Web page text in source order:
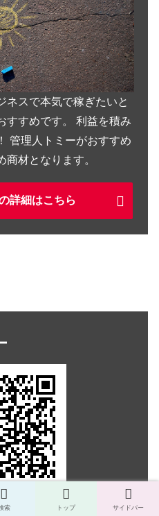
ネスで本気で稼ぎたいと
すすめです。 利益を積み
管理人トミーがおすすめ
材となります。
詳細はこちら
なる情報案件など！ 当ブ
索 トップ サイドバー